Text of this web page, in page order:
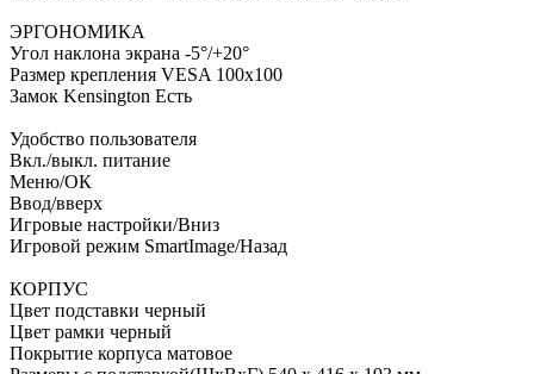
ЭРГОНОМИКА
Угол наклона экрана -5°/+20°
Размер крепления VESA 100х100
Замок Kensington Есть
Удобство пользователя
Вкл./выкл. питание
Меню/ОК
Ввод/вверх
Игровые настройки/Вниз
Игровой режим SmartImage/Назад
КОРПУС
Цвет подставки черный
Цвет рамки черный
Покрытие корпуса матовое